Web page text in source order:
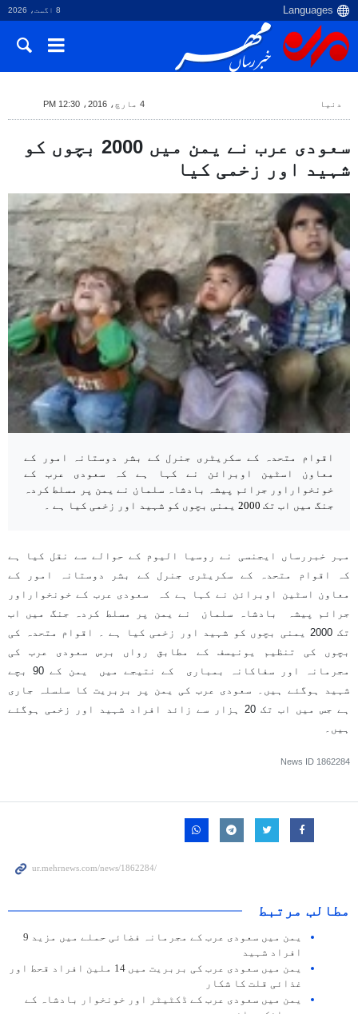
8 اگست، 2026
دنیا 4 مارچ، 2016، 12:30 PM
سعودی عرب نے یمن میں 2000 بچوں کو
شہید اور زخمی کیا
اقوام متحدہ کے سکریٹری جنرل کے بشر دوستانہ امور کے
معاون اسٹین اوبرائن نے کہا ہے کہ سعودی عرب کے
خونخواراور جرائم پیشہ بادشاہ سلمان نے یمن پر مسلط کردہ
جنگ میں اب تک 2000 یمنی بچوں کو شہید اور زخمی کیا ہے ۔
مہر خبررساں ایجنسی نے روسیا الیوم کے حوالے سے نقل کیا ہے
کہ اقوام متحدہ کے سکریٹری جنرل کے بشر دوستانہ امور کے
معاون اسٹین اوبرائن نے کہا ہے کہ سعودی عرب کے خونخواراور
جرائم پیشہ بادشاہ سلمان نے یمن پر مسلط کردہ جنگ میں اب
تک 2000 یمنی بچوں کو شہید اور زخمی کیا ہے ۔ اقوام متحدہ کی
بچوں کی تنظیم یونیسف کے مطابق رواں برس سعودی عرب کی
مجرمانہ اور سفاکانہ بمباری کے نتیجے میں یمن کے 90 بچے
شہید ہوگئے ہیں۔ سعودی عرب کی یمن پر بربریت کا سلسلہ جاری
ہے جس میں اب تک 20 ہزار سے زائد افراد شہید اور زخمی ہوگئے
ہیں۔
News ID 1862284
مطالب مرتبط
یمن میں سعودی عرب کے مجرمانہ فضائی حملے میں مزید 9
افراد شہید
یمن میں سعودی عرب کی بربریت میں 14 ملین افراد قحط اور
غذائی قلت کا شکار
یمن میں سعودی عرب کے ڈکٹیٹر اور خونخوار بادشاہ کے